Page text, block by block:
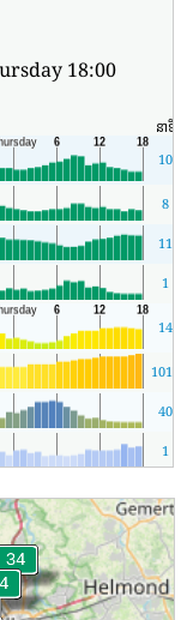
18:00
នាទី
10
8
11
1
14
1011
40
1